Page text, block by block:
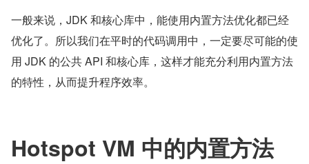
一般来说，JDK 和核心库中，能使用内置方法优化都已经
优化了。所以我们在平时的代码调用中，一定要尽可能的使
用 JDK 的公共 API 和核心库，这样才能充分利用内置方法
的特性，从而提升程序效率。
Hotspot VM 中的内置方法